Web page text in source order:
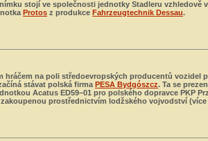
stojí ve společnosti jednotky Stadleru vzhledově
Protos z produkceFahrzeugtechnik Dessau.
hráčem na poli středoevropských producentů vozidel
stávat polská firmaPESA Bydgószcz. Ta se
Acatus ED59–01 pro polského dopravce PKP
zakoupenou prostřednictvím lodžského vojvodství